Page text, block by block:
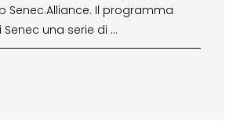
Senec.Alliance. Il programma
Senec una serie di …